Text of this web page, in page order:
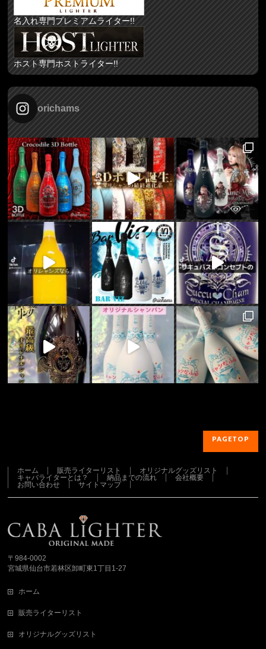
名入れ専門プレミアムライター!!
ホスト専門ホストライター!!
orichams
PAGETOP
ホーム 販売ライターリスト
オリジナルグッズリスト
キャバライターとは？
納品までの流れ
会社概要
お問い合わせ
サイトマップ
〒984-0002
宮城県仙台市若林区卸町東1丁目1-27
ホーム
販売ライターリスト
オリジナルグッズリスト